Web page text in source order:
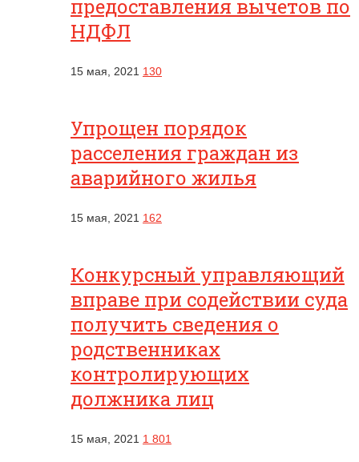
предоставления вычетов по
НДФЛ
15 мая, 2021 130
Упрощен порядок
расселения граждан из
аварийного жилья
15 мая, 2021 162
Конкурсный управляющий
вправе при содействии суда
получить сведения о
родственниках
контролирующих
должника лиц
15 мая, 2021 1 801